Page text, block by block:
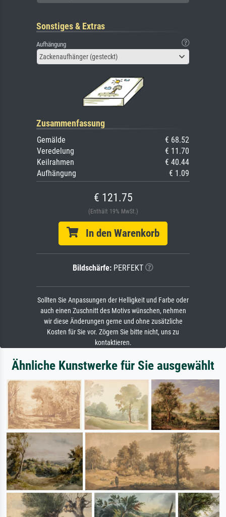
Sonstiges & Extras
Aufhängung
Zackenaufhänger (gesteckt)
Zusammenfassung
Gemälde
€ 68.52
Veredelung
€ 11.70
Keilrahmen
€ 40.44
Aufhängung
€ 1.09
€ 121.75
(Enthält 19% MwSt.)
In den Warenkorb
Bildschärfe: PERFEKT
Sollten Sie Anpassungen der Helligkeit und Farbe oder
auch einen Zuschnitt des Motivs wünschen, nehmen
wir diese Änderungen gerne und ohne zusätzliche
Kosten für Sie vor. Zögern Sie bitte nicht, uns zu
kontaktieren.
Ähnliche Kunstwerke für Sie ausgewählt